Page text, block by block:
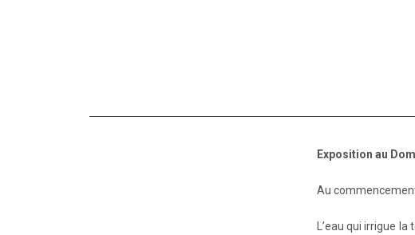
Exposition au
Au commencement
L’eau qui irrigue